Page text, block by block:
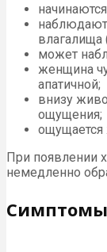
влагалища
может
женщина
апатичной;
внизу
ощущения;
ощущается
При появлении
немедленно